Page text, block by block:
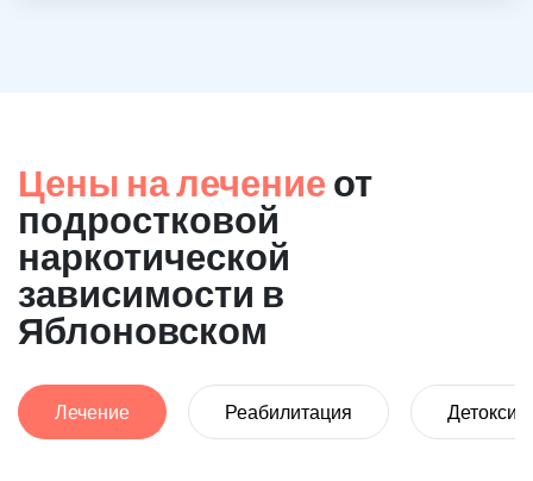
Цены на лечение от
подростковой
наркотической
зависимости в
Яблоновском
Лечение Реабилитация